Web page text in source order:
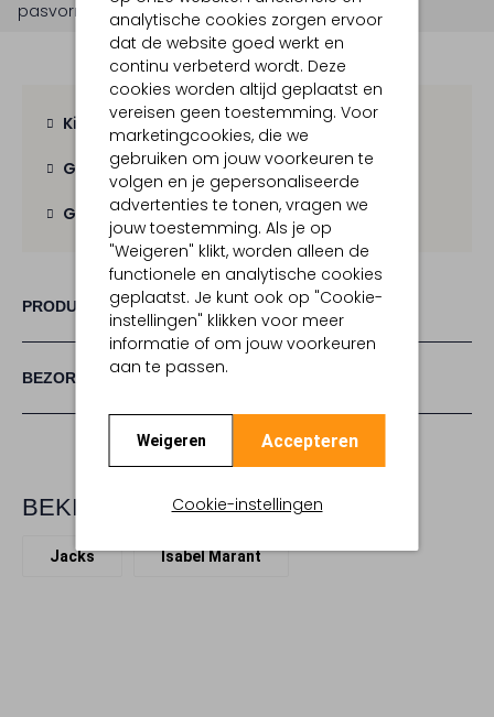
analytische cookies zorgen ervoor
dat de website goed werkt en
continu verbeterd wordt. Deze
cookies worden altijd geplaatst en
vereisen geen toestemming. Voor
marketingcookies, die we
gebruiken om jouw voorkeuren te
volgen en je gepersonaliseerde
advertenties te tonen, vragen we
jouw toestemming. Als je op
"Weigeren" klikt, worden alleen de
functionele en analytische cookies
geplaatst. Je kunt ook op "Cookie-
instellingen" klikken voor meer
informatie of om jouw voorkeuren
aan te passen.
Weigeren Accepteren
Cookie-instellingen
pasvorm is losvallend .
Kies zelf je bezorgmoment
Gratis verzending vanaf € 100,-
Gratis retourbinnen 30 dagen
PRODUCT INFORMATIE
BEZORGEN & RETOURNEREN
BEKIJK MEER
Jacks Isabel Marant